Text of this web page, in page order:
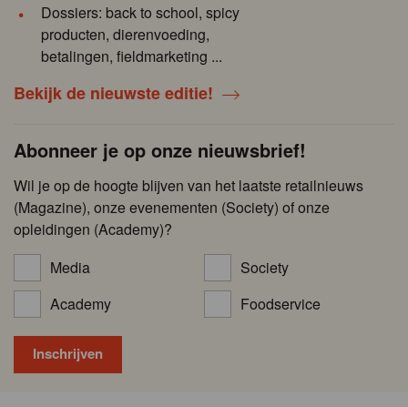
Dossiers: back to school, spicy
producten, dierenvoeding,
betalingen, fieldmarketing ...
Bekijk de nieuwste editie!
Abonneer je op onze nieuwsbrief!
Wil je op de hoogte blijven van het laatste retailnieuws
(Magazine), onze evenementen (Society) of onze
opleidingen (Academy)?
Media
Society
Academy
Foodservice